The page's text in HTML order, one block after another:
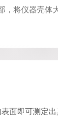
，将仪器壳
面即可测定